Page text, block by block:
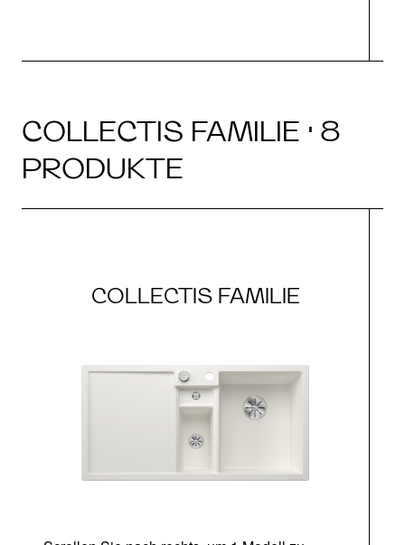
COLLECTIS FAMILIE · 8
PRODUKTE
COLLECTIS FAMILIE